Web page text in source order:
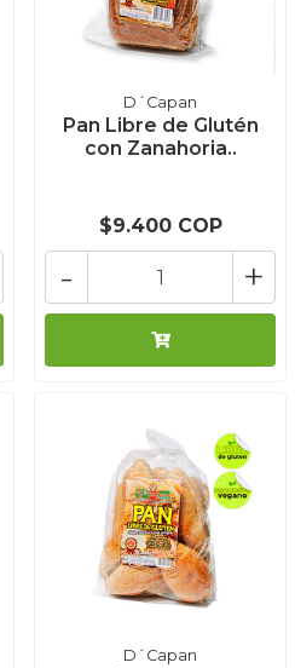
D´Capan
Pan Libre de Glutén
con Zanahoria..
$9.400 COP
+
-
D´Capan